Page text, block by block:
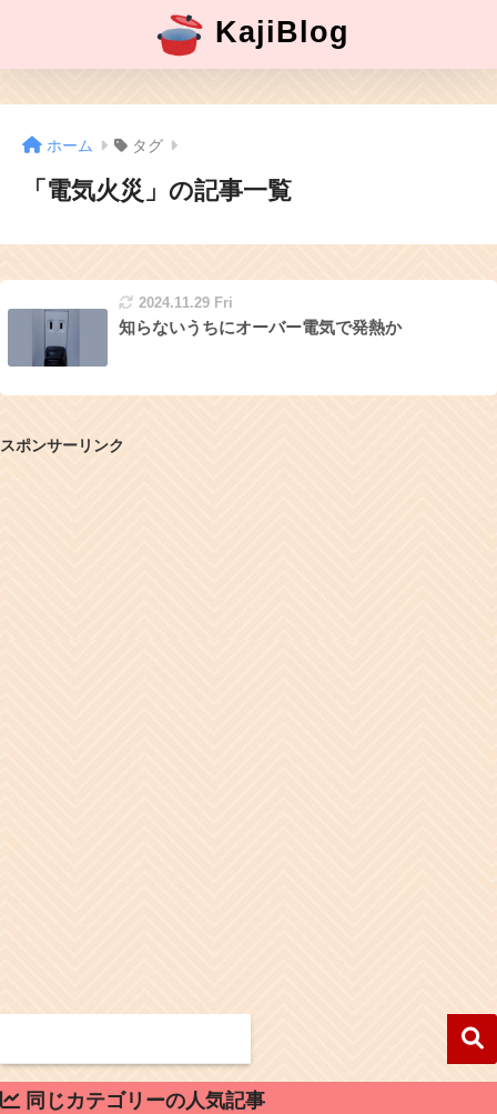
KajiBlog
ホーム タグ
「電気火災」の記事一覧
2024.11.29 Fri
知らないうちにオーバー電気で発熱か
スポンサーリンク
同じカテゴリーの人気記事